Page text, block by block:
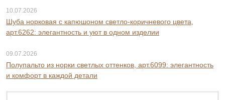
10.07.2026
Шуба норковая с капюшоном светло-коричневого цвета,
арт.6262: элегантность и уют в одном изделии
09.07.2026
Полупальто из норки светлых оттенков, арт.6099: элегантность
и комфорт в каждой детали